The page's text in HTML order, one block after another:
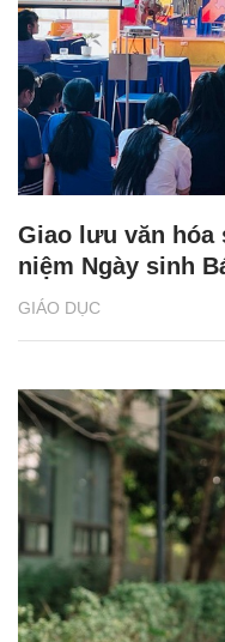
GIÁO DỤC
Giao lưu văn hóa
niệm Ngày sinh